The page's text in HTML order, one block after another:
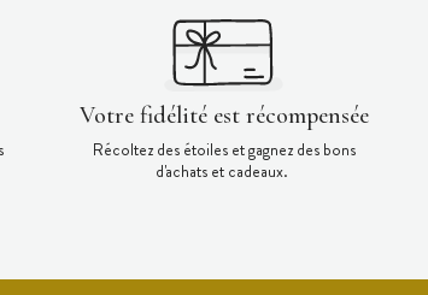
Votre fidélité est récompensée
Récoltez des étoiles et gagnez des bons
d'achats et cadeaux.